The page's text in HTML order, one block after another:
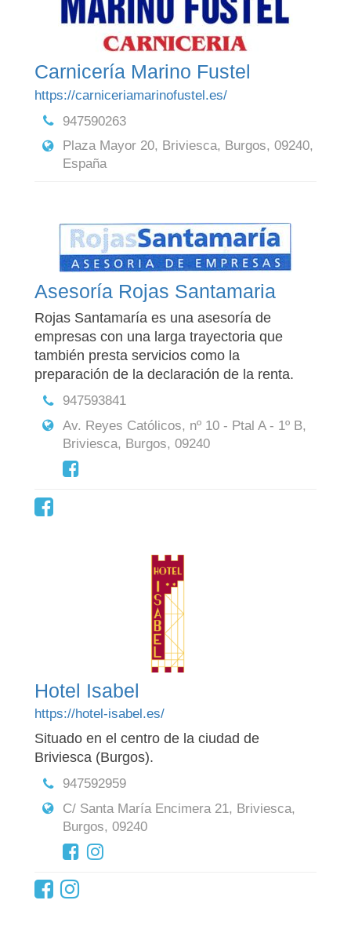
Carnicería Marino Fustel
https://carniceriamarinofustel.es/
947590263
Plaza Mayor 20, Briviesca, Burgos, 09240,
España
Asesoría Rojas Santamaria
Rojas Santamaría es una asesoría de
empresas con una larga trayectoria que
también presta servicios como la
preparación de la declaración de la renta.
947593841
Av. Reyes Católicos, nº 10 - Ptal A - 1º B,
Briviesca, Burgos, 09240
Hotel Isabel
https://hotel-isabel.es/
Situado en el centro de la ciudad de
Briviesca (Burgos).
947592959
C/ Santa María Encimera 21, Briviesca,
Burgos, 09240